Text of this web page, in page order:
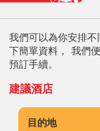
我們可以為你安排
下簡單資料， 我們
預訂手續。
建議酒店
目的地